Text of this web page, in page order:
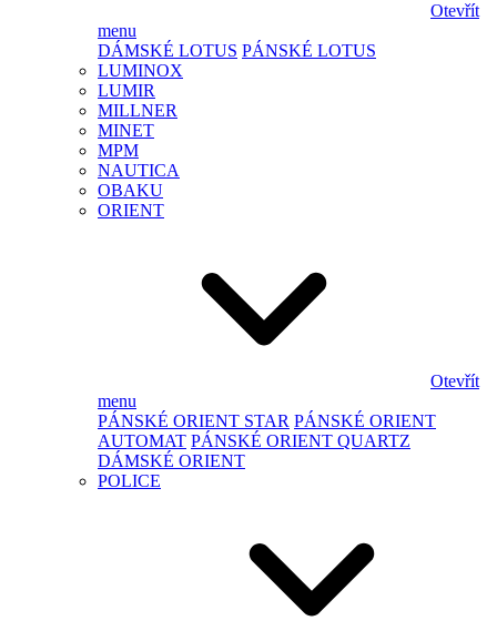
Otevřít
menu
DÁMSKÉ LOTUS PÁNSKÉ LOTUS
LUMINOX
LUMIR
MILLNER
MINET
MPM
NAUTICA
OBAKU
ORIENT
Otevřít
menu
PÁNSKÉ ORIENT STAR PÁNSKÉ ORIENT
AUTOMAT PÁNSKÉ ORIENT QUARTZ
DÁMSKÉ ORIENT
POLICE